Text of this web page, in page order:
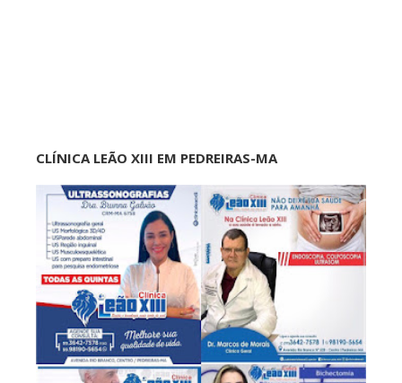
CLÍNICA LEÃO XIII EM PEDREIRAS-MA